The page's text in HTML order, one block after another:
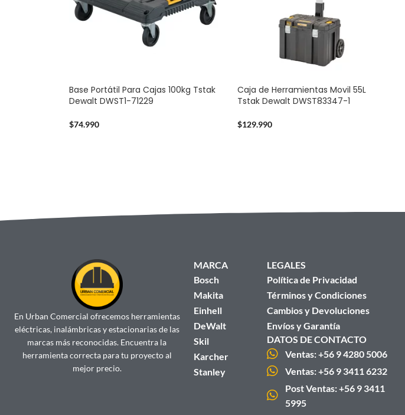
Base Portátil Para Cajas 100kg Tstak
Dewalt DWST1-71229
$74.990
Caja de Herramientas Movil 55L
Tstak Dewalt DWST83347-1
$129.990
En Urban Comercial ofrecemos herramientas
eléctricas, inalámbricas y estacionarias de las
marcas más reconocidas. Encuentra la
herramienta correcta para tu proyecto al
mejor precio.
MARCA
Bosch
Makita
Einhell
DeWalt
Skil
Karcher
Stanley
LEGALES
Política de Privacidad
Términos y Condiciones
Cambios y Devoluciones
Envíos y Garantía
DATOS DE CONTACTO
Ventas: +56 9 4280 5006
Ventas: +56 9 3411 6232
Post Ventas: +56 9 3411
5995